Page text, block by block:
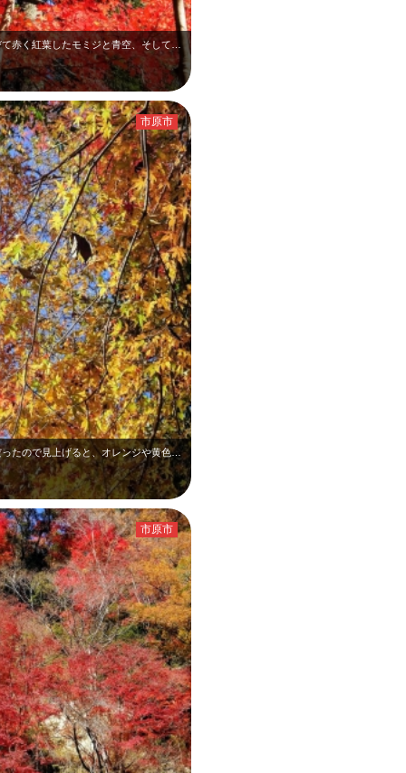
11月下旬の梅ヶ瀨渓谷です。午後の陽を浴びて赤く紅葉したモミジと青空、そして緑…
11月下旬の梅ケ瀨渓谷です。頭上が華やかだったので見上げると、オレンジや黄色に…
市原市
市原市